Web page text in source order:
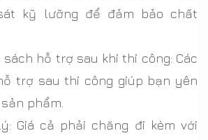
kỹ lưỡng để đảm bảo chất
sách hỗ trợ sau khi thi công: Các
trợ sau thi công giúp bạn yên
phẩm.
Giá cả phải chăng đi kèm với